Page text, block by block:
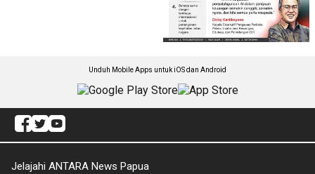
Unduh Mobile Apps untuk iOS dan Android
Jelajahi ANTARA News Papua